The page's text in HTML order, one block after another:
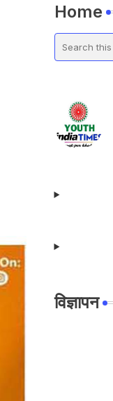
Home
विज्ञापन